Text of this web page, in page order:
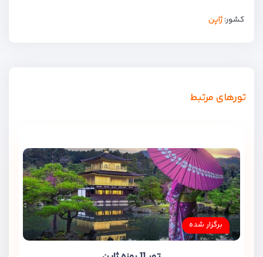
کشور:ژاپن
تورهای مرتبط
برگزار شده